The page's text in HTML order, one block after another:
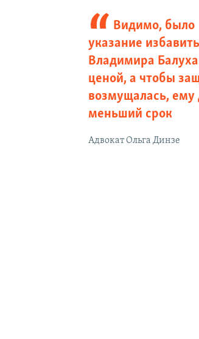
Видимо, было
указание
Владимира
ценой, а чтобы
возмущалась, ему
меньший срок
Адвокат Ольга Динзе